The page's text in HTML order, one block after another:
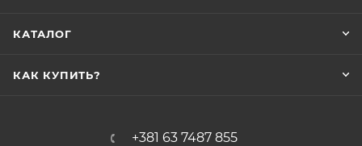
КАТАЛОГ
КАК КУПИТЬ?
+381 63 7487 855